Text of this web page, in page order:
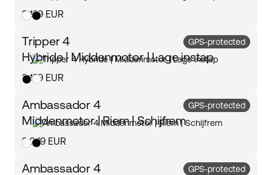
elektrische fiets met middenmotor bij Ecoride en ervaar
het verschil in kracht en comfort.
3 199 EUR
Tripper 4
Hybride | Middenmotor | Lage instap
3 199 EUR
GPS-protected
Ambassador 4
Middenmotor | Riem | Schijfrem
3 249 EUR
GPS-protected
Ambassador 4
GPS-protected